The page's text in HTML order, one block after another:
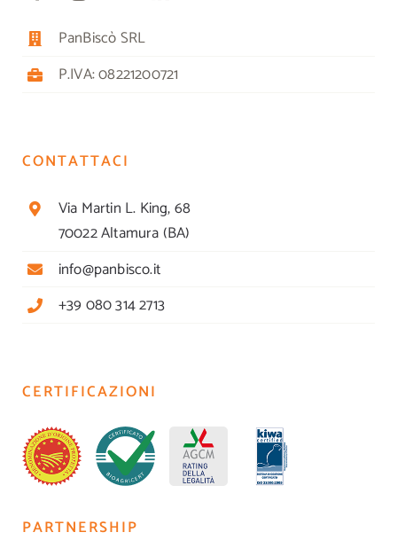
PanBiscò SRL
P.IVA: 08221200721
CONTATTACI
Via Martin L. King, 68
70022 Altamura (BA)
info@panbisco.it
+39 080 314 2713
CERTIFICAZIONI
PARTNERSHIP